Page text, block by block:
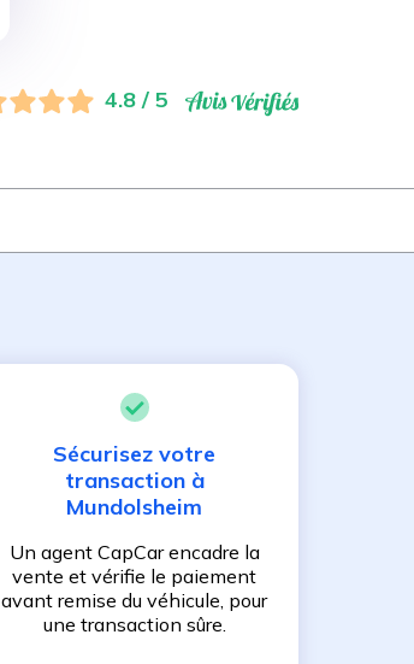
4.8 / 5
Sécurisez votre
transaction à
Mundolsheim
Un agent CapCar encadre la
vente et vérifie le paiement
avant remise du véhicule, pour
une transaction sûre.